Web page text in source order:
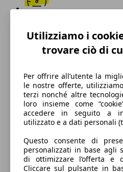
Diesel
Carburante
105 g/km
Utilizziamo i
trovare ciò di
Per offrire all’utente la
le nostre offerte,
terzi nonché altre
loro insieme come
accedere in seguito a
utilizzato e a dati personali
Questo consente di
personalizzati in base agli
di ottimizzare l’offerta e
Cliccare sul pulsante in